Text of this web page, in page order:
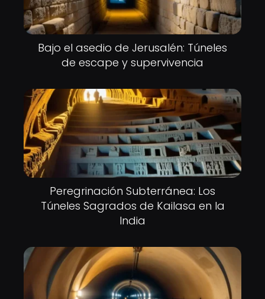
Bajo el asedio de Jerusalén: Túneles
de escape y supervivencia
Peregrinación Subterránea: Los
Túneles Sagrados de Kailasa en la
India